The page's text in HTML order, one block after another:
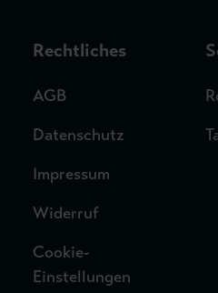
Rechtliches
AGB
Datenschutz
Impressum
Widerruf
Cookie-
Einstellungen